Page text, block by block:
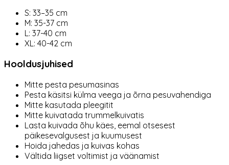
S: 33–35 cm
M: 35-37 cm
L: 37-40 cm
XL: 40-42 cm
Hooldusjuhised
Mitte pesta pesumasinas
Pesta käsitsi külma veega ja õrna pesuvahendiga
Mitte kasutada pleegitit
Mitte kuivatada trummelkuivatis
Lasta kuivada õhu käes, eemal otsesest
päikesevalgusest ja kuumusest
Hoida jahedas ja kuivas kohas
Vältida liigset voltimist ja väänamist